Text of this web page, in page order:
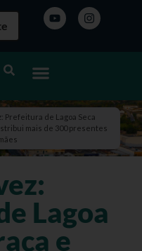
Prefeitura de Lagoa Seca
mais de 300 presentes
Lagoa
e